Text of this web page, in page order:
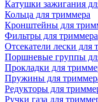
Катушки зажигания
Кольца для триммера
Кронштейны для
Фильтры для триммера
Отсекатели лески для
Поршневые группы
Прокладки для
Пружины для
Редукторы для
Ручки газа для